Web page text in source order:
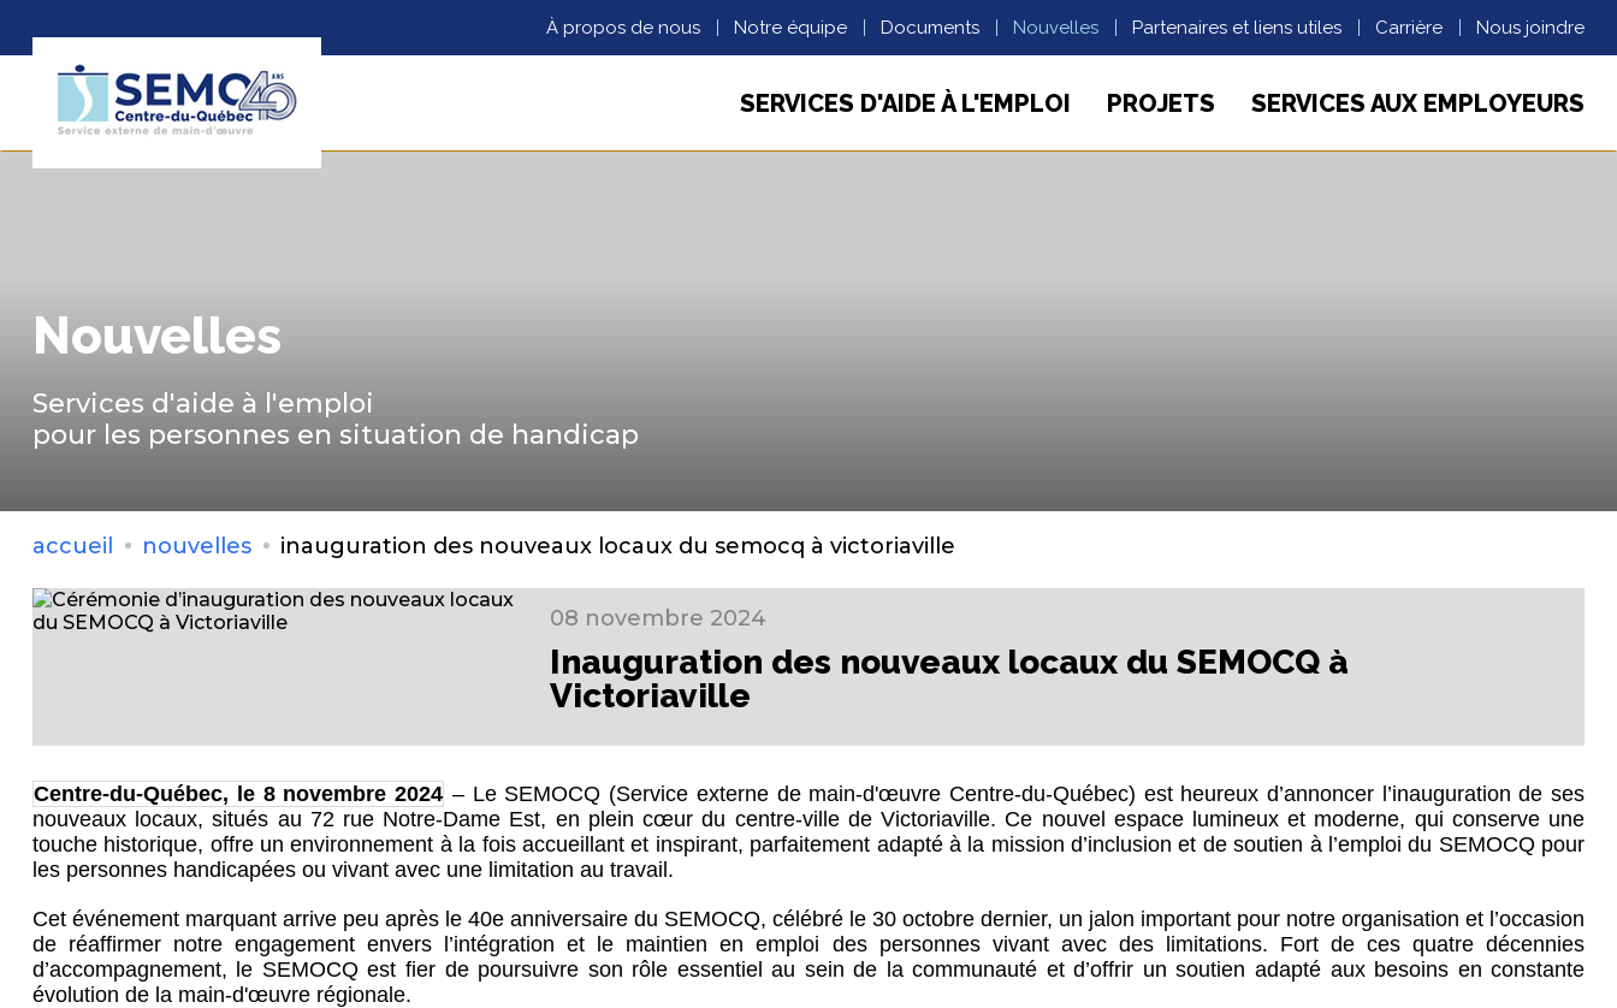
À propos de nous Notre équipe Documents Nouvelles Partenaires et liens utiles Carrière Nous joindre
SERVICES D'AIDE À L'EMPLOI PROJETS SERVICES AUX EMPLOYEURS
Nouvelles
Services d'aide à l'emploi
pour les personnes en situation de handicap
accueil nouvelles inauguration des nouveaux locaux du semocq à victoriaville
08 novembre 2024
Inauguration des nouveaux locaux du SEMOCQ à
Victoriaville
Centre-du-Québec, le 8 novembre 2024 – Le SEMOCQ (Service externe de main-d'œuvre Centre-du-Québec) est heureux d’annoncer l’inauguration de ses
nouveaux locaux, situés au 72 rue Notre-Dame Est, en plein cœur du centre-ville de Victoriaville. Ce nouvel espace lumineux et moderne, qui conserve une
touche historique, offre un environnement à la fois accueillant et inspirant, parfaitement adapté à la mission d’inclusion et de soutien à l’emploi du SEMOCQ pour
les personnes handicapées ou vivant avec une limitation au travail.
Cet événement marquant arrive peu après le 40e anniversaire du SEMOCQ, célébré le 30 octobre dernier, un jalon important pour notre organisation et l’occasion
de réaffirmer notre engagement envers l’intégration et le maintien en emploi des personnes vivant avec des limitations. Fort de ces quatre décennies
d’accompagnement, le SEMOCQ est fier de poursuivre son rôle essentiel au sein de la communauté et d’offrir un soutien adapté aux besoins en constante
évolution de la main-d'œuvre régionale.